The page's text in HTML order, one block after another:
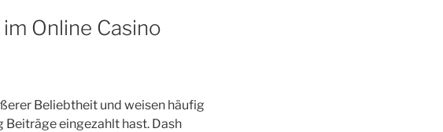
Online Casino
Beliebtheit und weisen häufig
Beiträge eingezahlt hast. Dash